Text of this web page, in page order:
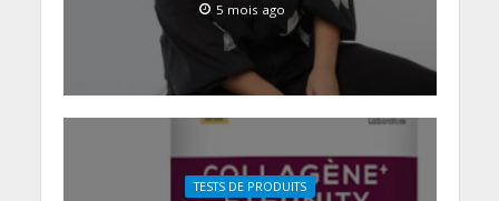
5 mois ago
TESTS DE PRODUITS